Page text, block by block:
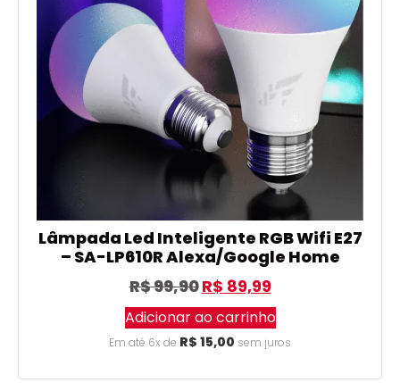
Lâmpada Led Inteligente RGB Wifi E27
– SA-LP610R Alexa/Google Home
R$99,90R$ 89,99
Adicionar ao carrinho
Em até 6x de R$ 15,00 sem juros